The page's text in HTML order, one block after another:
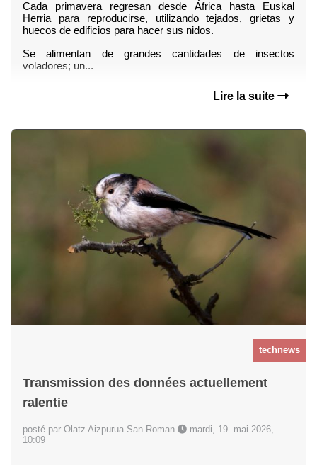
Cada primavera regresan desde África hasta Euskal
Herria para reproducirse, utilizando tejados, grietas y
huecos de edificios para hacer sus nidos.
Se alimentan de grandes cantidades de insectos
voladores; un...
Lire la suite
technews
Transmission des données actuellement
ralentie
posté par Olatz Aizpurua San Roman
mardi, 19. mai 2026,
10:09